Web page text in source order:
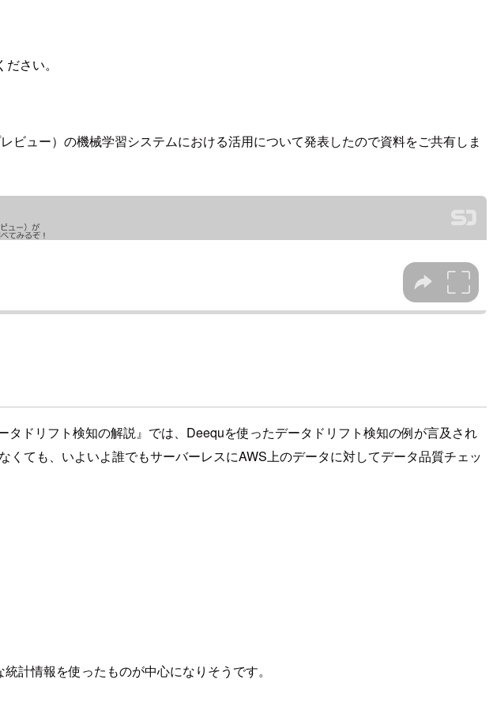
さい。
ビュー）の機械学習システムにおける活用について発表したので資料をご共有しま
ドリフト検知の解説』では、Deequを使ったデータドリフト検知の例が言及され
ても、いよいよ誰でもサーバーレスにAWS上のデータに対してデータ品質チェッ
計情報を使ったものが中心になりそうです。